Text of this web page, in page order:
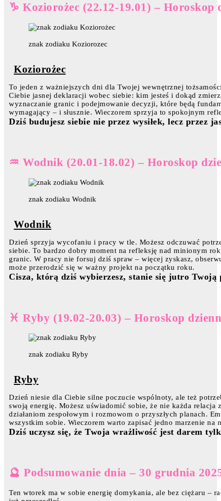
♑ Koziorożec (22.12-19.01) – Horoskop
znak zodiaku Koziorozec
Koziorożec
To jeden z ważniejszych dni dla Twojej wewnętrznej
Ciebie jasnej deklaracji wobec siebie: kim jesteś i dokąd
wyznaczanie granic i podejmowanie decyzji, które będą
wymagający – i słusznie. Wieczorem sprzyja to spokojnym
Dziś budujesz siebie nie przez wysiłek, lecz przez
♒ Wodnik (20.01-18.02) – Horoskop
znak zodiaku Wodnik
Wodnik
Dzień sprzyja wycofaniu i pracy w tle. Możesz odczuwać
siebie. To bardzo dobry moment na refleksję nad minionym
granic. W pracy nie forsuj dziś spraw – więcej zyskasz,
może przerodzić się w ważny projekt na początku roku.
Cisza, którą dziś wybierzesz, stanie się jutro Twoją
♓ Ryby (19.02-20.03) – Horoskop
znak zodiaku Ryby
Ryby
Dzień niesie dla Ciebie silne poczucie wspólnoty, ale też
swoją energię. Możesz uświadomić sobie, że nie każda relacja
działaniom zespołowym i rozmowom o przyszłych planach.
wszystkim sobie. Wieczorem warto zapisać jedno marzenie na
Dziś uczysz się, że Twoja wrażliwość jest darem
🔮 Podsumowanie dnia – 30 grudnia
Ten wtorek ma w sobie energię domykania, ale bez ciężaru –